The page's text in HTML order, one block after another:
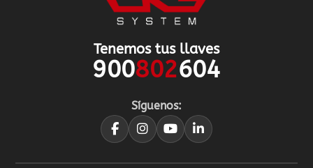
Tenemos tus llaves
900802604
Síguenos: